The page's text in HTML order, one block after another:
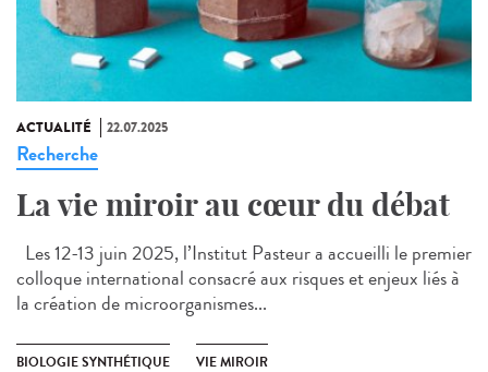
ACTUALITÉ 22.07.2025
Recherche
La vie miroir au cœur du débat
Les 12-13 juin 2025, l’Institut Pasteur a accueilli le premier
colloque international consacré aux risques et enjeux liés à
la création de microorganismes...
BIOLOGIE SYNTHÉTIQUE VIE MIROIR